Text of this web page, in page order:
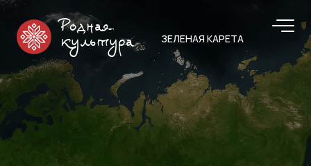
Родная
культура
ЗЕЛЕНАЯ КАРЕТА